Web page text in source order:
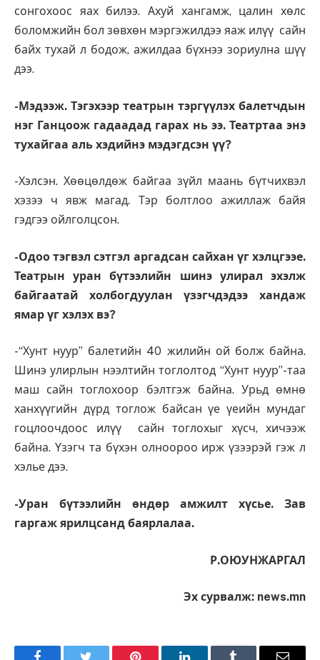
сонгохоос яах билээ. Ахуй хангамж, цалин хөлс
боломжийн бол зөвхөн мэргэжилдээ яаж илүү сайн
байх тухай л бодож, ажилдаа бүхнээ зориулна шүү
дээ.
-Мэдээж. Тэгэхээр театрын тэргүүлэх балетчдын
нэг Ганцоож гадаадад гарах нь ээ. Театртаа энэ
тухайгаа аль хэдийнэ мэдэгдсэн үү?
-Хэлсэн. Хөөцөлдөж байгаа зүйл маань бүтчихвэл
хэзээ ч явж магад. Тэр болтлоо ажиллаж байя
гэдгээ ойлголцсон.
-Одоо тэгвэл сэтгэл аргадсан сайхан үг хэлцгээе.
Театрын уран бүтээлийн шинэ улирал эхэлж
байгаатай холбогдуулан үзэгчдэдээ хандаж
ямар үг хэлэх вэ?
-“Хунт нуур” балетийн 40 жилийн ой болж байна.
Шинэ улирлын нээлтийн тоглолтод “Хунт нуур”-таа
маш сайн тоглохоор бэлтгэж байна. Урьд өмнө
ханхүүгийн дүрд тоглож байсан үе үеийн мундаг
гоцлоочдоос илүү сайн тоглохыг хүсч, хичээж
байна. Үзэгч та бүхэн олноороо ирж үзээрэй гэж л
хэлье дээ.
-Уран бүтээлийн өндөр амжилт хүсье. Зав
гаргаж ярилцсанд баярлалаа.
Р.ОЮУНЖАРГАЛ
Эх сурвалж: news.mn